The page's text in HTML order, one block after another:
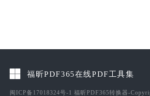
福昕PDF365在线PDF工具集
闽ICP备17018324号-1 福昕PDF365转换器-